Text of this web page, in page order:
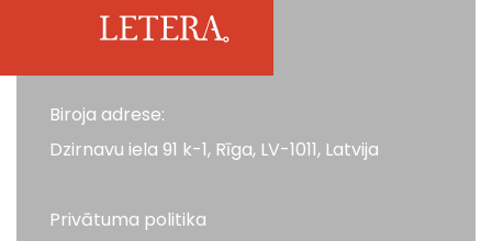
Biroja adrese:
Dzirnavu iela 91 k-1, Rīga, LV-1011, Latvija
Privātuma politika